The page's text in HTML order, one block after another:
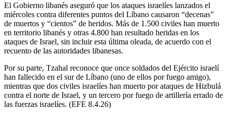
El Gobierno libanés aseguró que los ataques israelíes lanzados el
miércoles contra diferentes puntos del Líbano causaron “decenas”
de muertos y “cientos” de heridos. Más de 1.500 civiles han muerto
en territorio libanés y otras 4.800 han resultado heridas en los
ataques de Israel, sin incluir esta última oleada, de acuerdo con el
recuento de las autoridades libanesas.
Por su parte, Tzahal reconoce que once soldados del Ejército israelí
han fallecido en el sur de Líbano (uno de ellos por fuego amigo),
mientras que dos civiles israelíes han muerto por ataques de Hizbulá
contra el norte de Israel, y un tercero por fuego de artillería errado de
las fuerzas israelíes. (EFE 8.4.26)